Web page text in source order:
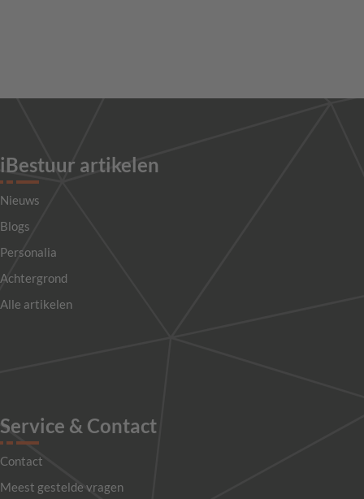
iBestuur artikelen
Nieuws
Blogs
Personalia
Achtergrond
Alle artikelen
Service & Contact
Contact
Meest gestelde vragen